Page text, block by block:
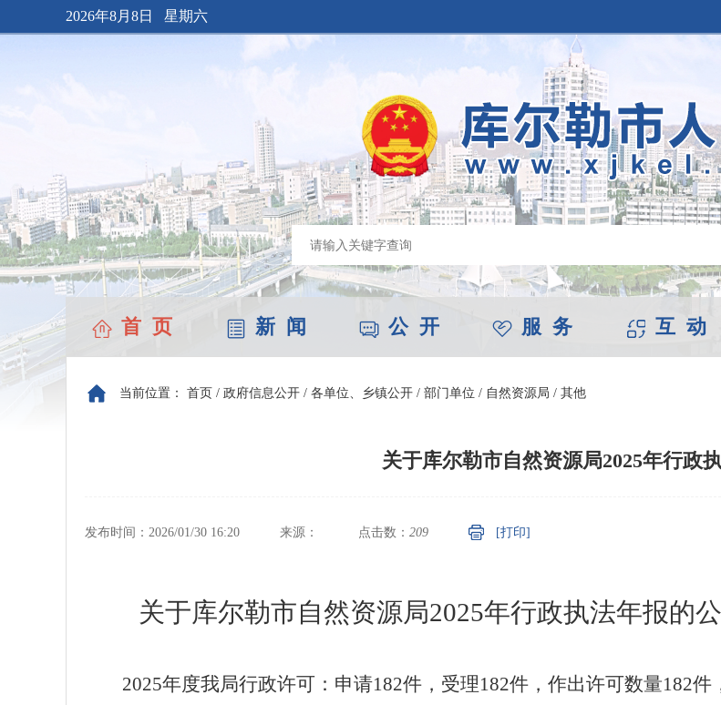
2026年8月8日 星期六
首 页 新 闻 公 开 服 务 互 动
当前位置： 首页 / 政府信息公开 / 各单位、乡镇公开 / 部门单位 / 自然资源局 / 其他
关于库尔勒市自然资源局2025年行政
发布时间：2026/01/30 16:20 来源： 点击数： 209 [打印]
关于库尔勒市自然资源局2025年行政执法年报的
2025年度我局行政许可：申请182件，受理182件，作出许可数量182